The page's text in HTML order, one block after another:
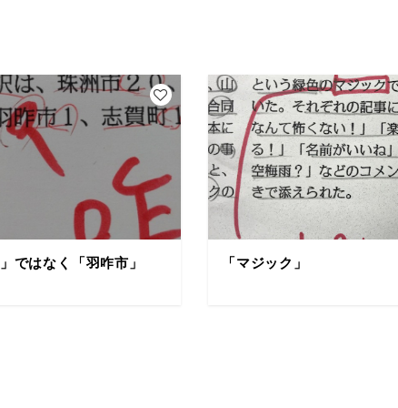
ではなく「羽咋市」 「マジック」